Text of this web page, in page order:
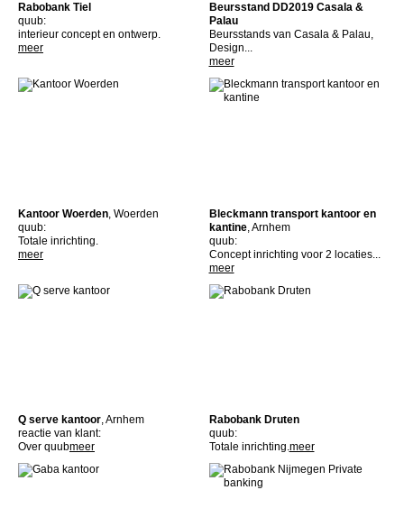
Rabobank Tiel
quub:
interieur concept en ontwerp.
meer
Beursstand DD2019 Casala &
Palau
Beursstands van Casala & Palau,
Design...
meer
Kantoor Woerden , Woerden
quub:
Totale inrichting.
meer
Bleckmann transport kantoor en
kantine, Arnhem
quub:
Concept inrichting voor 2 locaties...
meer
Q serve kantoor, Arnhem
reactie van klant:
Over quubmeer
Rabobank Druten
quub:
Totale inrichting.meer